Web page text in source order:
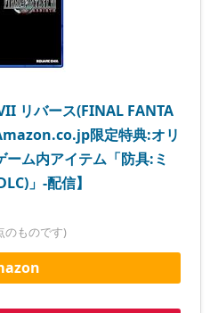
リバース(FINAL FANTA
限定特典:オリ
ム内アイテム「防具:ミ
」-配信】
のものです)